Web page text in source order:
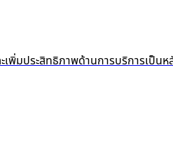
มประสิทธิภาพด้านการบริการเป็น